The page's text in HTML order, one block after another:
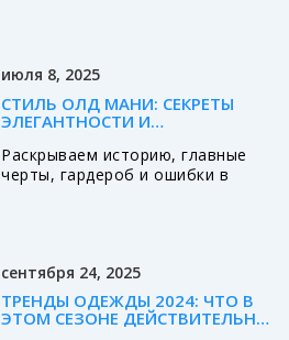
июля 8, 2025
СТИЛЬ ОЛД МАНИ: СЕКРЕТЫ
ЭЛЕГАНТНОСТИ И
ГАРДЕРОБА
Раскрываем историю, главные
черты, гардероб и ошибки в
сентября 24, 2025
ТРЕНДЫ ОДЕЖДЫ 2024: ЧТО В
ЭТОМ СЕЗОНЕ ДЕЙСТВИТЕЛЬНО